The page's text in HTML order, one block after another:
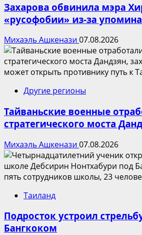
Захарова обвинила мэра
«русофобии» из-за
Михаэль Ашкенази 07.08.2026
Другие регионы
Тайваньские военные
стратегического моста
Михаэль Ашкенази 07.08.2026
Таиланд
Подросток устроил
Бангкоком